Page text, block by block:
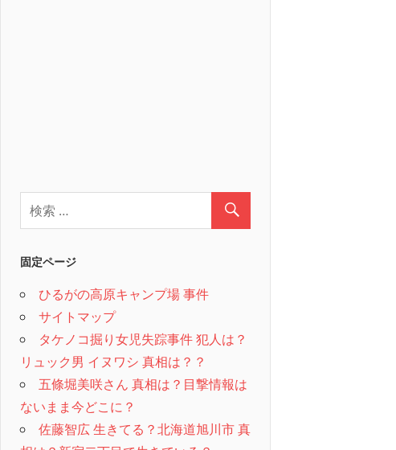
固定ページ
ひるがの高原キャンプ場 事件
サイトマップ
タケノコ掘り女児失踪事件 犯人は？
リュック男 イヌワシ 真相は？？
五條堀美咲さん 真相は？目撃情報は
ないまま今どこに？
佐藤智広 生きてる？北海道旭川市 真